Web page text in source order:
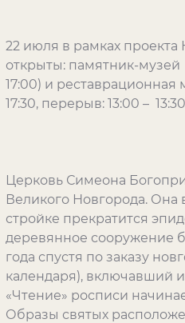
22 июля в рамках
открыты: памятник-
17:00) и реставрационная
17:30, перерыв: 13:00 –
Церковь Симеона
Великого Новгорода. Она
стройке прекратится
деревянное сооружение
года спустя по заказу
календаря), включавший
«Чтение» росписи
Образы святых